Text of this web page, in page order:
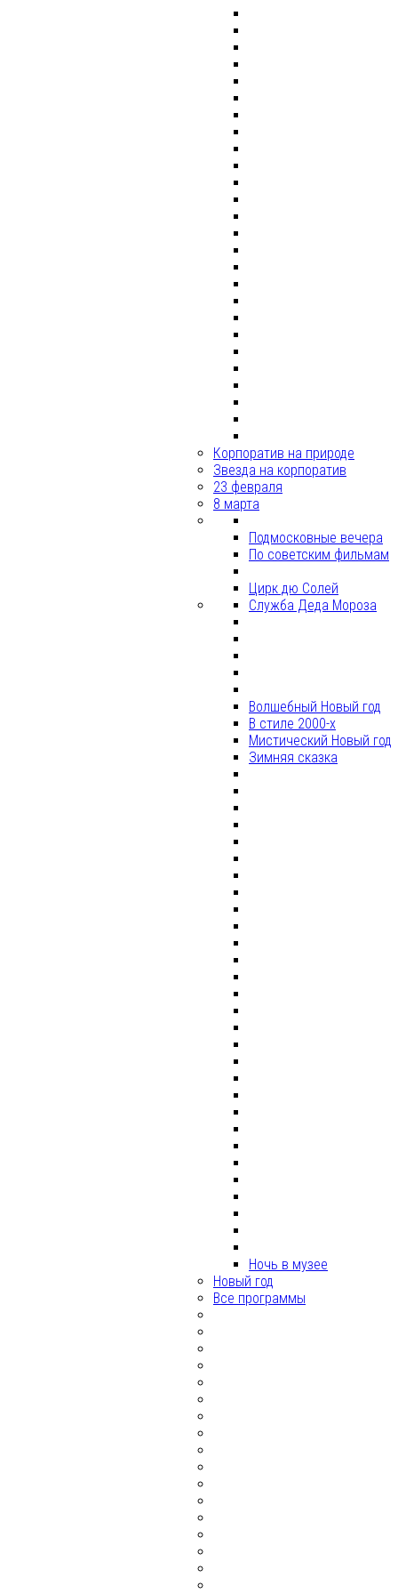
Корпоратив на природе
Звезда на корпоратив
23 февраля
8 марта
Подмосковные вечера
По советским фильмам
Цирк дю Солей
Служба Деда Мороза
Волшебный Новый год
В стиле 2000-х
Мистический Новый год
Зимняя сказка
Ночь в музее
Новый год
Все программы